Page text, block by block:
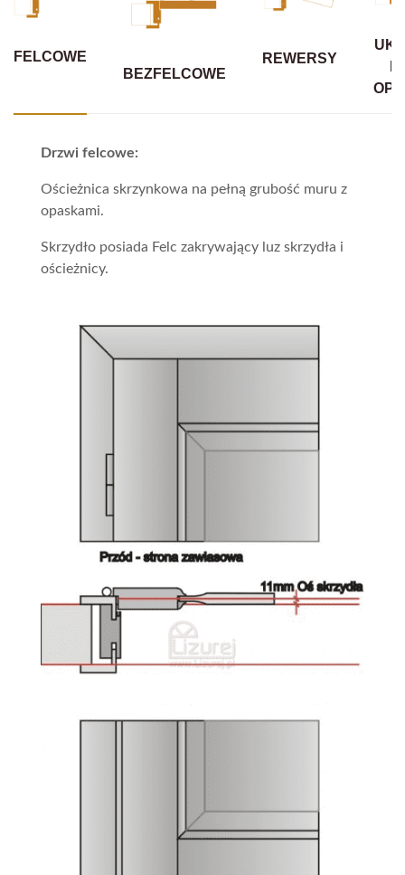
FELCOWE
BEZFELCOWE
REWERSY
Drzwi felcowe:
Ościeżnica skrzynkowa na pełną grubość muru z
opaskami.
Skrzydło posiada Felc zakrywający luz skrzydła i
ościeżnicy.